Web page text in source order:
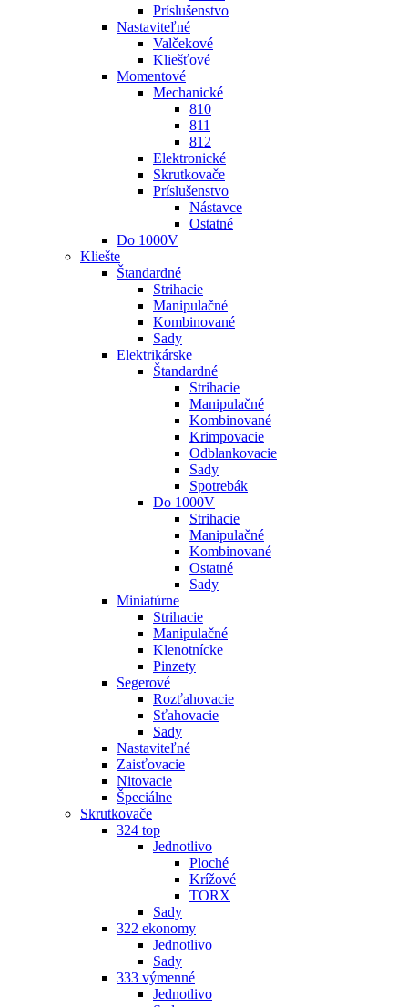
Príslušenstvo
Nastaviteľné
Valčekové
Kliešťové
Momentové
Mechanické
810
811
812
Elektronické
Skrutkovače
Príslušenstvo
Nástavce
Ostatné
Do 1000V
Kliešte
Štandardné
Strihacie
Manipulačné
Kombinované
Sady
Elektrikárske
Štandardné
Strihacie
Manipulačné
Kombinované
Krimpovacie
Odblankovacie
Sady
Spotrebák
Do 1000V
Strihacie
Manipulačné
Kombinované
Ostatné
Sady
Miniatúrne
Strihacie
Manipulačné
Klenotnícke
Pinzety
Segerové
Rozťahovacie
Sťahovacie
Sady
Nastaviteľné
Zaisťovacie
Nitovacie
Špeciálne
Skrutkovače
324 top
Jednotlivo
Ploché
Krížové
TORX
Sady
322 ekonomy
Jednotlivo
Sady
333 výmenné
Jednotlivo